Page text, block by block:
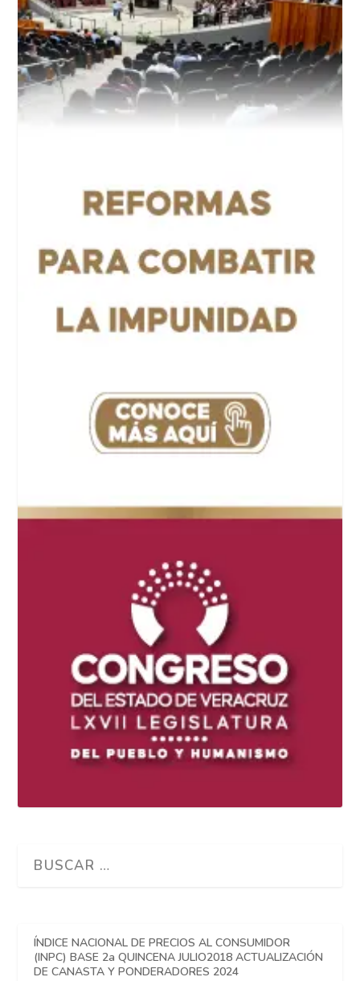
ÍNDICE NACIONAL DE PRECIOS AL CONSUMIDOR
(INPC) BASE 2a QUINCENA JULIO2018 ACTUALIZACIÓN
DE CANASTA Y PONDERADORES 2024